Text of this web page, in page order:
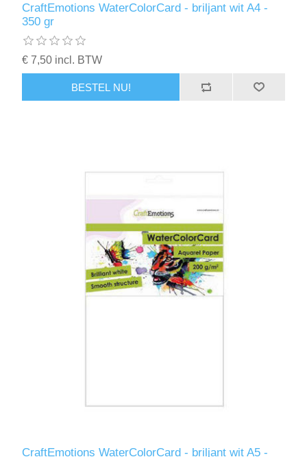
CraftEmotions WaterColorCard - briljant wit A4 -
350 gr
€ 7,50 incl. BTW
BESTEL NU!
CraftEmotions WaterColorCard - briljant wit A5 -